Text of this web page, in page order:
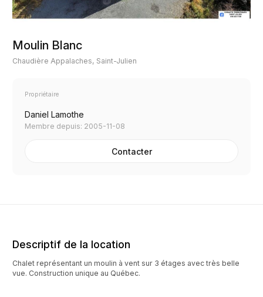
Moulin Blanc
Chaudière Appalaches, Saint-Julien
Propriétaire
Daniel Lamothe
Membre depuis: 2005-11-08
Contacter
Descriptif de la location
Chalet représentant un moulin à vent sur 3 étages avec très belle
vue. Construction unique au Québec.